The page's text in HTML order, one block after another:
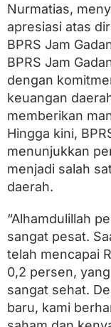
Nurmatias,
apresiasi atas
BPRS Jam
BPRS Jam
dengan
keuangan
memberikan
Hingga kini,
menunjukkan
menjadi salah
daerah.
“Alhamdulillah
sangat pesat.
telah mencapai
0,2 persen,
sangat sehat.
baru, kami